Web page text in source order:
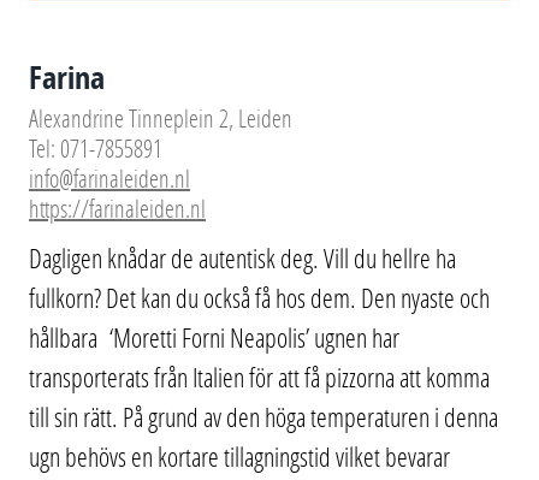
Farina
Alexandrine Tinneplein 2, Leiden
Tel: 071-7855891
info@farinaleiden.nl
https://farinaleiden.nl
Dagligen knådar de autentisk deg. Vill du hellre ha
fullkorn? Det kan du också få hos dem. Den nyaste och
hållbara ‘Moretti Forni Neapolis’ ugnen har
transporterats från Italien för att få pizzorna att komma
till sin rätt. På grund av den höga temperaturen i denna
ugn behövs en kortare tillagningstid vilket bevarar